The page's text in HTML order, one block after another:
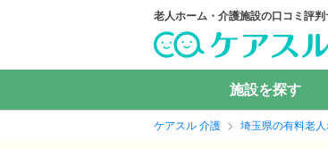
老人ホーム・介護施設の口コミ評判
施設を探す
ケアスル 介護 埼玉県の有料老